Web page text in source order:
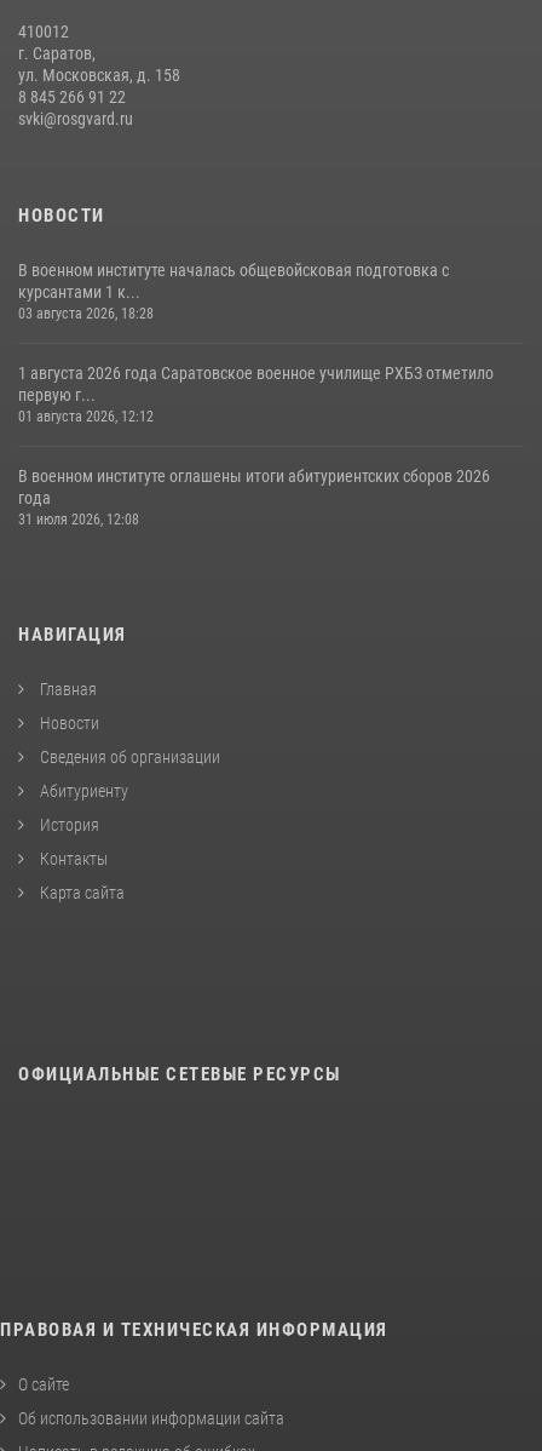
31 июля 2026, 12:08
410012
г. Саратов,
ул. Московская, д. 158
8 845 266 91 22
svki@rosgvard.ru
НОВОСТИ
В военном институте началась общевойсковая подготовка с
курсантами 1 к...
03 августа 2026, 18:28
1 августа 2026 года Саратовское военное училище РХБЗ отметило
первую г...
01 августа 2026, 12:12
В военном институте оглашены итоги абитуриентских сборов 2026
года
31 июля 2026, 12:08
НАВИГАЦИЯ
Главная
Новости
Сведения об организации
Абитуриенту
История
Контакты
Карта сайта
ОФИЦИАЛЬНЫЕ СЕТЕВЫЕ РЕСУРСЫ
ПРАВОВАЯ И ТЕХНИЧЕСКАЯ ИНФОРМАЦИЯ
О сайте
Об использовании информации сайта